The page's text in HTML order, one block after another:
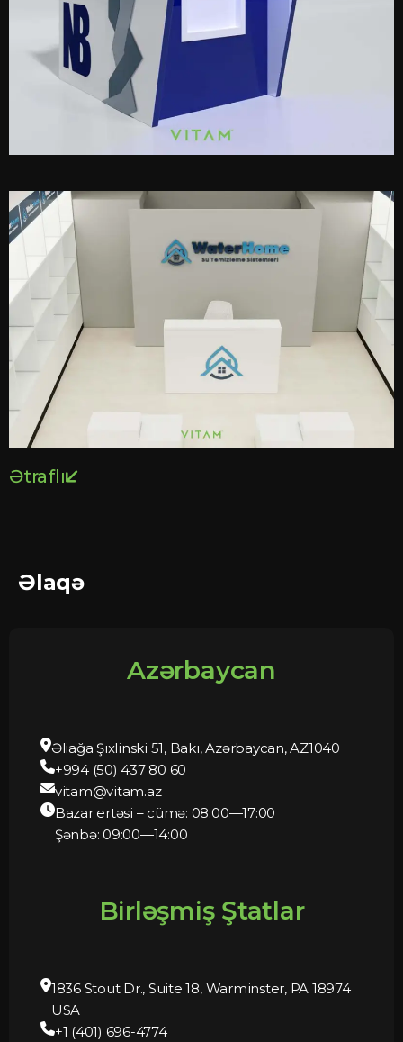
Ətraflı
Əlaqə
Azərbaycan
Əliağa Şıxlinski 51, Bakı, Azərbaycan, AZ1040
+994 (50) 437 80 60
vitam@vitam.az
Bazar ertəsi – cümə: 08:00—17:00
Şənbə: 09:00—14:00
Birləşmiş Ştatlar
1836 Stout Dr., Suite 18, Warminster, PA 18974
USA
+1 (401) 696-4774